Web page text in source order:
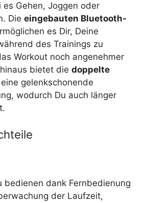
es Gehen, Joggen oder
Die eingebauten Bluetooth-
es Dir, Deine
des Trainings zu
Workout noch angenehmer
bietet die doppelte
eine gelenkschonende
wodurch Du auch länger
bedienen dank Fernbedienung
der Laufzeit,